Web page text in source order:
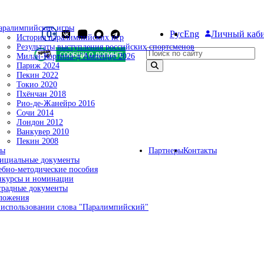
РусEng
Личный
Поиск по сайту
игры
История паралимпийских игр
Результаты выступления российских спортсменов
Милан-Кортина-д`Ампеццо 2026
Париж 2024
Пекин 2022
Токио 2020
Пхёнчан 2018
Рио-де-Жанейро 2016
Сочи 2014
Лондон 2012
Ванкувер 2010
Пекин 2008
документы
методические пособия
и номинации
документы
слова "Паралимпийский"
ПартнерыКонтакты